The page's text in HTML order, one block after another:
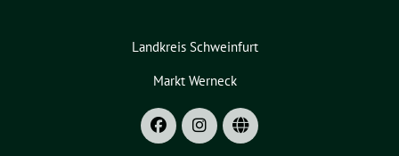
Landkreis Schweinfurt
Markt Werneck